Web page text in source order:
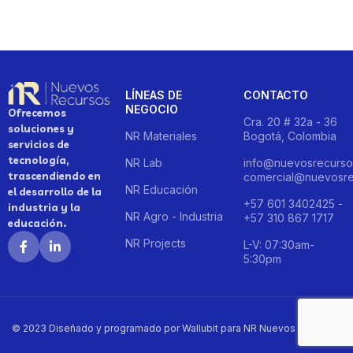
Ofrecemos
soluciones y
servicios de
tecnología,
trascendiendo en
el desarrollo de la
industria y la
educación.
LÍNEAS DE
NEGOCIO
NR Materiales
NR Lab
NR Educación
NR Agro - Industria
NR Projects
CONTACTO
Cra. 20 # 32a - 36
Bogotá, Colombia
+57 601 3402425 -
+57 310 867 1717
L-V: 07:30am-
5:30pm
© 2023 Diseñado y programado por Wallubit para NR Nuevos Recursos